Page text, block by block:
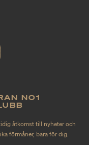
NO1
åtkomst till nyheter och
förmåner, bara för dig.